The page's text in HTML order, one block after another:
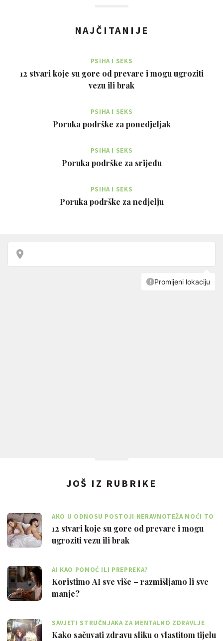
NAJČITANIJE
PSIHA I SEKS
12 stvari koje su gore od prevare i mogu ugroziti
vezu ili brak
PSIHA I SEKS
Poruka podrške za ponedjeljak
PSIHA I SEKS
Poruka podrške za srijedu
PSIHA I SEKS
Poruka podrške za nedjelju
JOŠ IZ RUBRIKE
AKO U ODNOSU POSTOJI NERAVNOTEŽA MOĆI TO
JE VELIKI PROBLEM
12 stvari koje su gore od prevare i mogu
ugroziti vezu ili brak
AI KAO POMOĆ ILI PREPREKA?
Koristimo AI sve više – razmišljamo li sve
manje?
SAVJETI STRUČNJAKA ZA MENTALNO ZDRAVLJE
Kako sačuvati zdravu sliku o vlastitom tijelu